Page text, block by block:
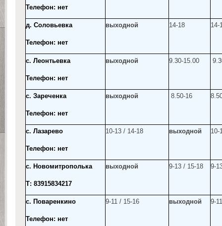
Телефон: нет
д. Соловьевка
Телефон: нет
выходной 14-18 14-
с. Леонтьевка
Телефон: нет
выходной 9.30-15.00
с. Зареченка
Телефон: нет
выходной 8.50-16
с. Лазарево
Телефон: нет
10-13 / 14-18 выходной 10-
с. Новомитрополька
Т: 83915834217
выходной 9-13 / 15-18 9-
с. Поваренкино
Телефон: нет
9-11 / 15-16 выходной 9-